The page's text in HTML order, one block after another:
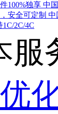
100%独享 中
安全可定制 中
2C/4C
服